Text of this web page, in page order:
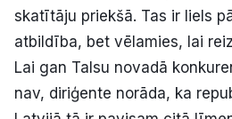
skatītāju priekšā. Tas ir liels
atbildība, bet vēlamies, lai
Lai gan Talsu novadā
nav, diriģente norāda, ka